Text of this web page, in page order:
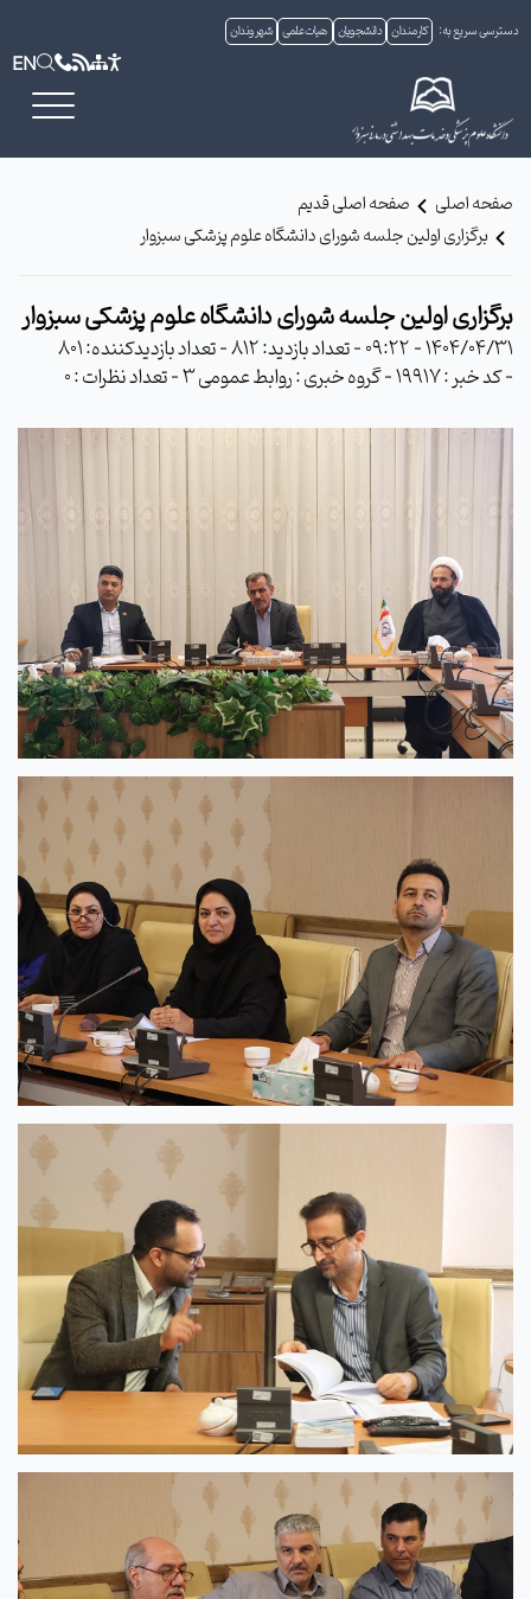
دسترسی سریع به: کارمندان دانشجویان هیات علمی شهروندان
EN
صفحه اصلی
صفحه اصلی قدیم
برگزاری اولین جلسه شورای دانشگاه علوم پزشکی سبزوار
برگزاری اولین جلسه شورای دانشگاه علوم پزشکی سبزوار
1404/04/31 - 09:22 - تعداد بازدید: 812
- تعداد بازدیدکننده: 801
- کد خبر : 19917
- گروه خبری : روابط عمومی 3 - تعداد نظرات : 0